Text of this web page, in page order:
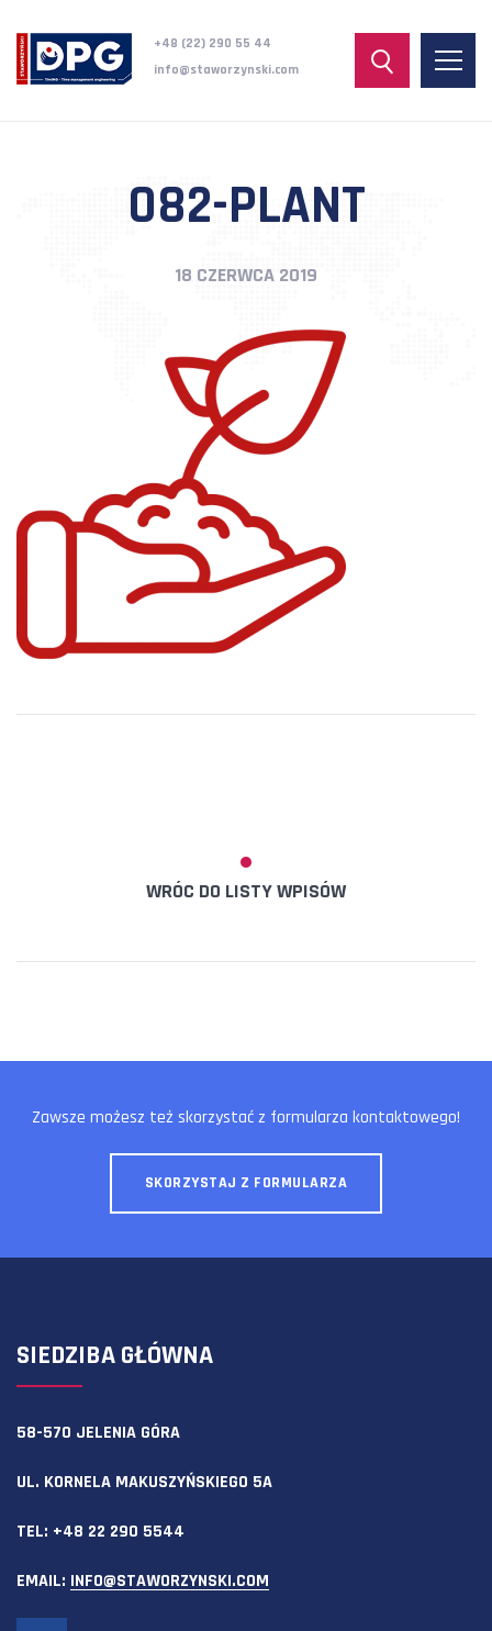
+48 (22) 290 55 44
info@staworzynski.com
082-PLANT
18 CZERWCA 2019
WRÓC DO LISTY WPISÓW
Zawsze możesz też skorzystać z formularza kontaktowego!
SKORZYSTAJ Z FORMULARZA
SIEDZIBA GŁÓWNA
58-570 JELENIA GÓRA
UL. KORNELA MAKUSZYŃSKIEGO 5A
TEL: +48 22 290 5544
EMAIL: INFO@STAWORZYNSKI.COM